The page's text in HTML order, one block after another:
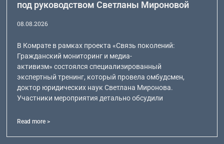
под руководством Светланы Мироновой
08.08.2026
В Комрате в рамках проекта «Связь поколений:
Гражданский мониторинг и медиа-
активизм» состоялся специализированный
экспертный тренинг, который провела омбудсмен,
доктор юридических наук Светлана Миронова.
Участники мероприятия детально обсудили
Read more >